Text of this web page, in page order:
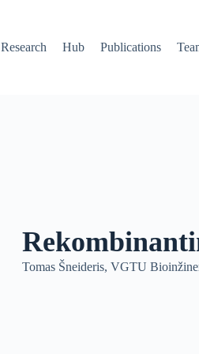
Research Hub Publications
Tomas Šneideris, VGTU